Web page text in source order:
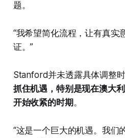
题。
“我希望简化流程，让有真实
证。”
Stanford并未透露具体调整
抓住机遇，特别是现在澳大
开始收紧的时期。
“这是一个巨大的机遇。我们